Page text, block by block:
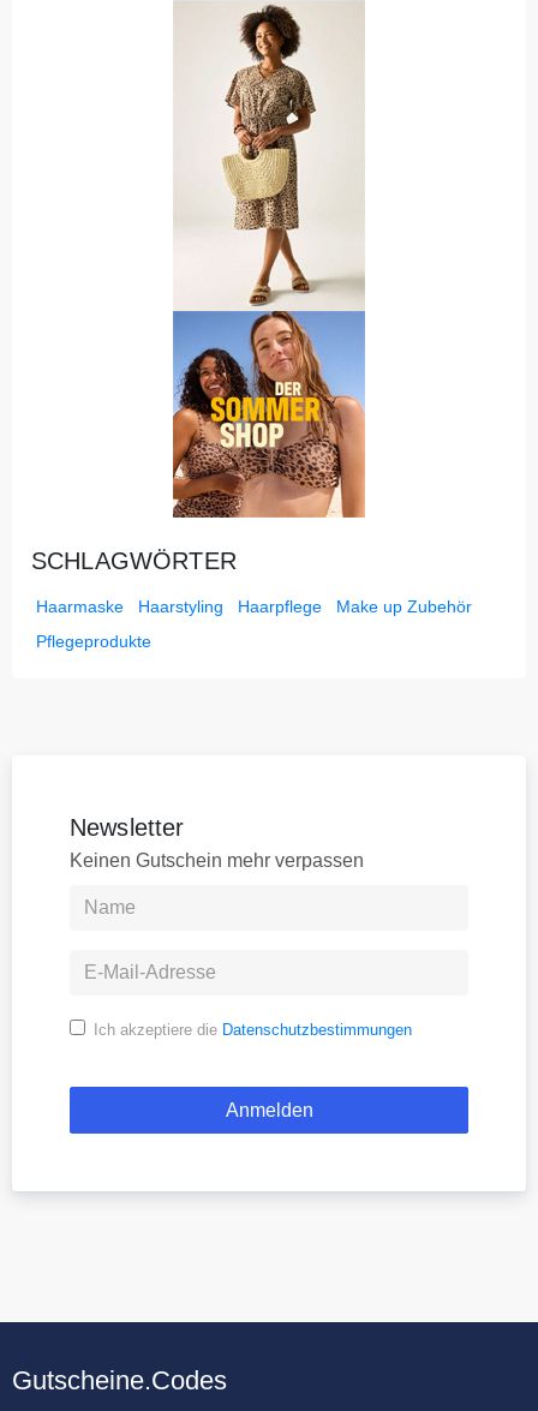
SCHLAGWÖRTER
Haarmaske Haarstyling Haarpflege
Make up Zubehör
Pflegeprodukte
Newsletter
Keinen Gutschein mehr verpassen
Ich akzeptiere die Datenschutzbestimmungen
Gutscheine.Codes